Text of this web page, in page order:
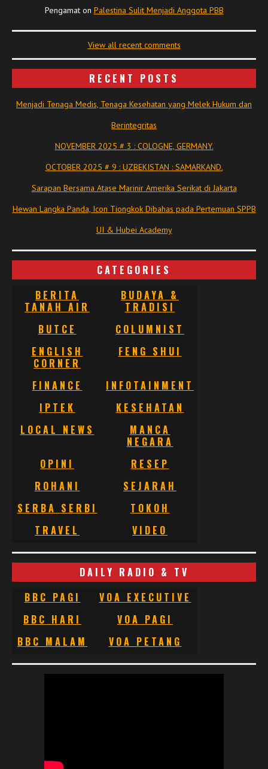
Pengamaton Palestina Sulit Menjadi Anggota PBB
View all recent comments
RECENT POSTS
Menjadi Tenaga Medis, Tenaga Kesehatan yang Melek Hukum dan
Berintegritas
NOVEMBER 2025 # 3 : COLOGNE, GERMANY.
OCTOBER 2025 # 9 : UZBEKISTAN : SAMARKAND.
Sarapan Bersama Atase Marinir Amerika Serikat di Jakarta
Hewan Langka Panda, Icon Tiongkok Dibahas pada Pertemuan SPPB
UI & Hubei Academy
CATEGORIES
BERITA
TANAH AIR
BUDAYA &
TRADISI
BUTCE
COLUMNIST
ENGLISH
CORNER
FENG SHUI
FINANCE
INFOTAINMENT
IPTEK
KESEHATAN
LOCAL NEWS
MANCA
NEGARA
OPINI
RESEP
ROHANI
SEJARAH
SERBA SERBI
TOKOH
TRAVEL
VIDEO
DAILY RADIO & TV
BBC PAGI
VOA EXECUTIVE
BBC HARI
VOA PAGI
BBC MALAM
VOA PETANG